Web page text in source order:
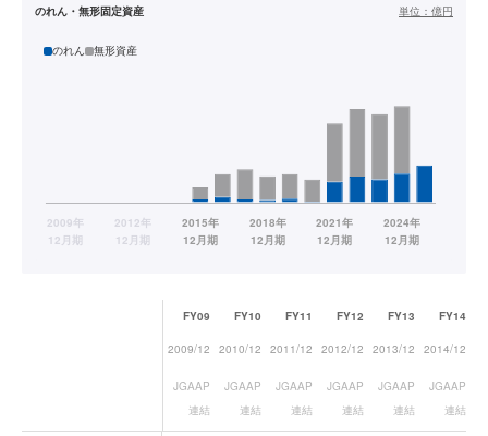
のれん・無形固定資産 単位： 億円
のれん 無形資産
FY09 FY10 FY11 FY12 FY13 FY14
2009/12 2010/12 2011/12 2012/12 2013/12 2014/12
JGAAP
連結
JGAAP
連結
JGAAP
連結
JGAAP
連結
JGAAP
連結
JGAAP
連結